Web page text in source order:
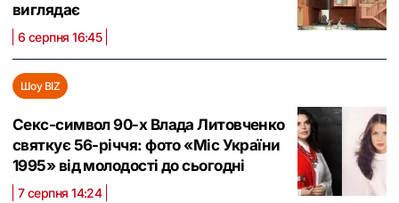
виглядає
6 серпня 16:45
Шоу BIZ
Секс-символ 90-х Влада Литовченко
святкує 56-річчя: фото «Міс України
1995» від молодості до сьогодні
7 серпня 14:24